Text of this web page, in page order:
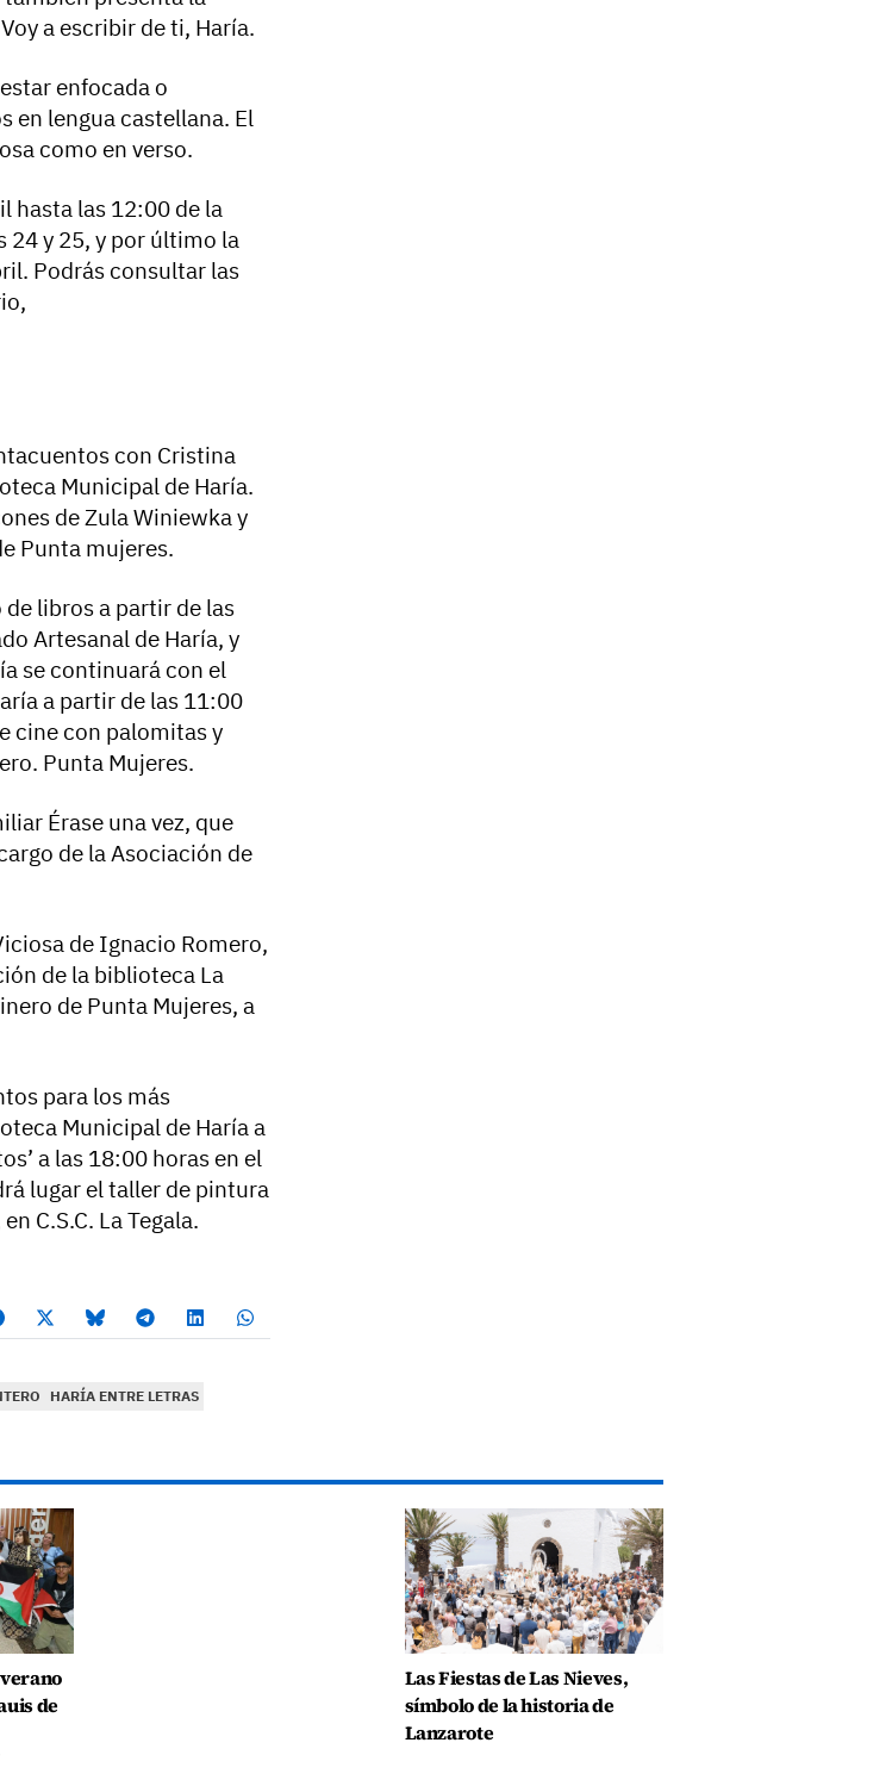
a escribir de ti, Haría.
enfocada o
en lengua castellana. El
como en verso.
hasta las 12:00 de la
24 y 25, y por último la
Podrás consultar las
con Cristina
Municipal de Haría.
de Zula Winiewka y
Punta mujeres.
libros a partir de las
Artesanal de Haría, y
se continuará con el
a partir de las 11:00
cine con palomitas y
Punta Mujeres.
Érase una vez, que
de la Asociación de
de Ignacio Romero,
de la biblioteca La
de Punta Mujeres, a
para los más
Municipal de Haría a
a las 18:00 horas en el
lugar el taller de pintura
C.S.C. La Tegala.
HARÍA ENTRE LETRAS
de
Las Fiestas de Las Nieves,
símbolo de la historia de
Lanzarote